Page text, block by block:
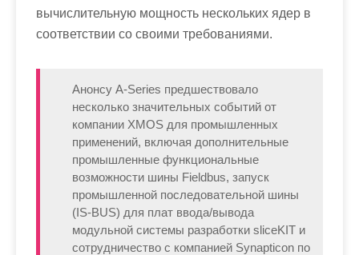
вычислительную мощность нескольких ядер в
соответствии со своими требованиями.
Анонсу A-Series предшествовало
несколько значительных событий от
компании XMOS для промышленных
применений, включая дополнительные
промышленные функциональные
возможности шины Fieldbus, запуск
промышленной последовательной шины
(IS-BUS) для плат ввода/вывода
модульной системы разработки sliceKIT и
сотрудничество с компанией Synapticon по